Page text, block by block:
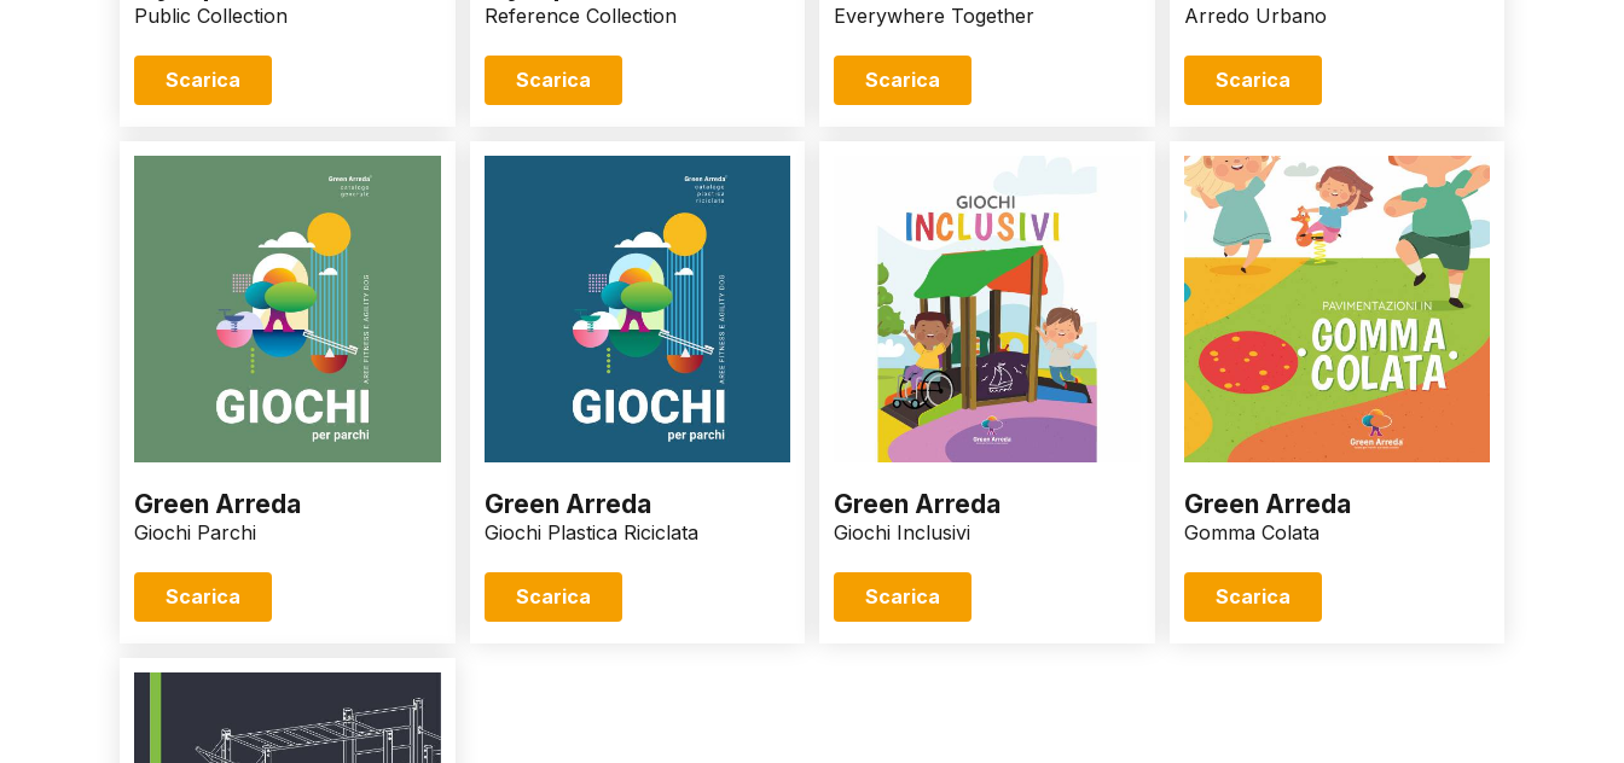
Public Collection
Scarica
Reference Collection
Scarica
Everywhere Together
Scarica
Arredo Urbano
Scarica
Green Arreda
Giochi Parchi
Scarica
Green Arreda
Giochi Plastica Riciclata
Scarica
Green Arreda
Giochi Inclusivi
Scarica
Green Arreda
Gomma Colata
Scarica